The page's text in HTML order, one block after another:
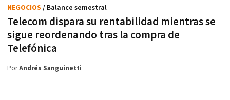
Telecom dispara su rentabilidad mientras se
sigue reordenando tras la compra de
Telefónica
NEGOCIOS / Balance semestral
PorAndrés Sanguinetti